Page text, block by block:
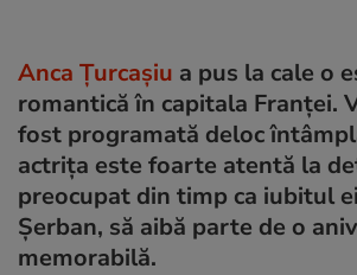
Anca Țurcașiu a pus la cale o
romantică în capitala Franței.
fost programată deloc
actrița este foarte atentă la
preocupat din timp ca iubitul
Șerban, să aibă parte de o
memorabilă.